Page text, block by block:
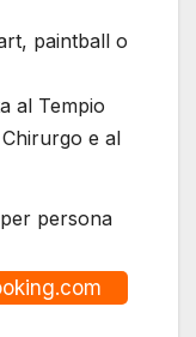
paintball o
al Tempio
e al
persona